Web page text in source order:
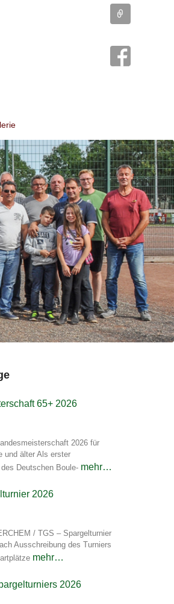
65+ 2026
2026 für
und älter Als erster
Deutschen Boule- mehr…
2026
/ TGS – Spargelturnier
Ausschreibung des Turniers
mehr…
2026